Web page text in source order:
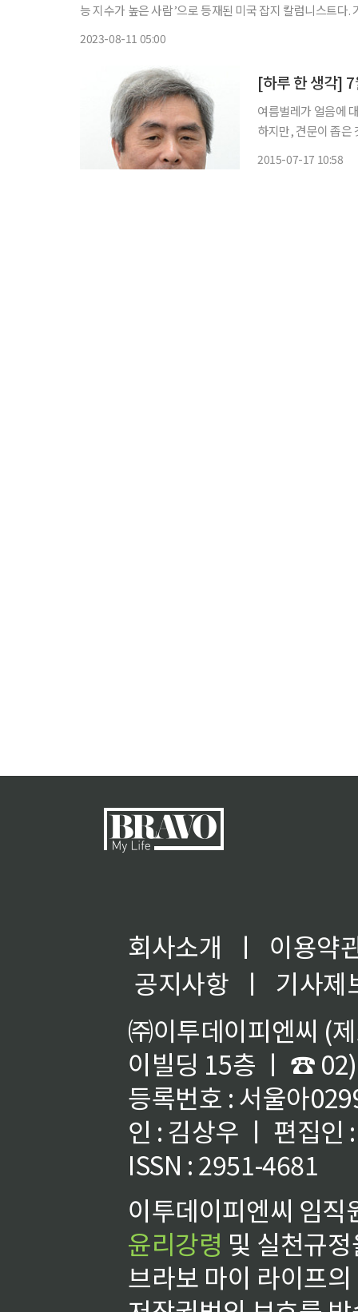
능 지수가 높은 사람’으로 등재된 미국 잡지 칼럼니스트다
2023-08-11 05:00
여름벌레가 얼음에
하지만, 견문이 좁은
2015-07-17 10:58
회사소개 ㅣ
이용약
공지사항
ㅣ
기사제
㈜이투데이피엔씨 (
이빌딩 15층 ㅣ ☎
등록번호 : 서울아
인 : 김상우 ㅣ 편집인
ISSN : 2951-4681
이투데이피엔씨 임
윤리강령 및 실천규
브라보 마이 라이프